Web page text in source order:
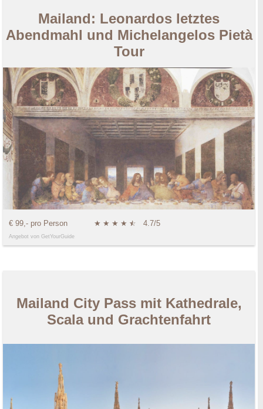
Mailand: Leonardos letztes
Abendmahl und Michelangelos Pietà
Tour
€ 99,- pro Person ★ ★ ★ ★ ★
☆ 4.7/5
Angebot von GetYourGuide
Mailand City Pass mit Kathedrale,
Scala und Grachtenfahrt